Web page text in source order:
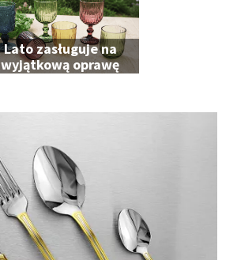
Lato zasługuje na
wyjątkową oprawę